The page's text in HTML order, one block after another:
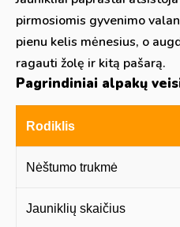
pirmosiomis gyvenimo
pienu kelis mėnesius, o
ragauti žolę ir kitą pašarą.
Pagrindiniai alpakų
Rodiklis
Nėštumo trukmė
Jauniklių skaičius